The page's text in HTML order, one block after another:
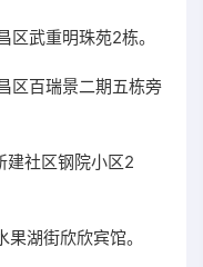
武重明珠苑2栋。
区百瑞景二期五栋旁
建社区钢院小区2
湖街欣欣宾馆。